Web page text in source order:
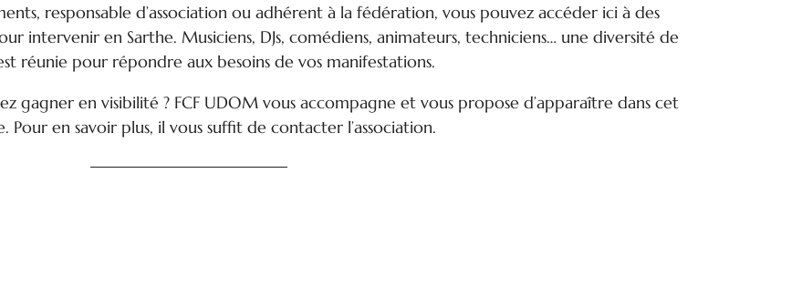
responsable d’association ou adhérent à la fédération, vous pouvez accéder ici à des
intervenir en Sarthe. Musiciens, DJs, comédiens, animateurs, techniciens… une diversité de
réunie pour répondre aux besoins de vos manifestations.
gagner en visibilité ? FCF UDOM vous accompagne et vous propose d’apparaître dans cet
Pour en savoir plus, il vous suffit de contacter l’association.